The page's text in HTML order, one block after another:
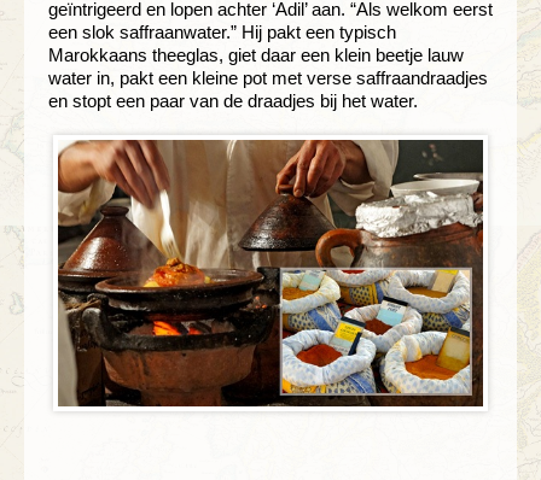
geïntrigeerd en lopen achter ‘Adil’ aan. “Als welkom eerst
een slok saffraanwater.” Hij pakt een typisch
Marokkaans theeglas, giet daar een klein beetje lauw
water in, pakt een kleine pot met verse saffraandraadjes
en stopt een paar van de draadjes bij het water.